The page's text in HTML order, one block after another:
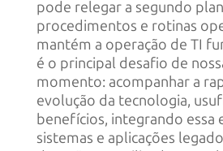
pode relegar a segundo
procedimentos e rotinas
mantém a operação de TI
é o principal desafio de
momento: acompanhar a
evolução da tecnologia,
benefícios, integrando essa
sistemas e aplicações